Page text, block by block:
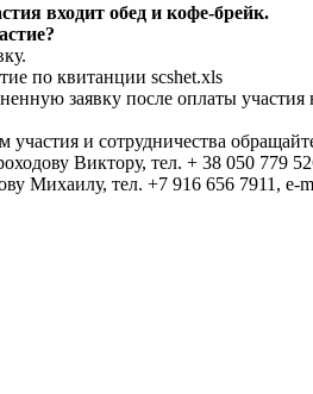
входит обед и кофе-брейк.
по квитанции scshet.xls
заявку после оплаты
участия и сотрудничества
Виктору, тел. + 38 050 779
Михаилу, тел. +7 916 656 7911, e-